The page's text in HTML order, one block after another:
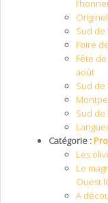
Sud
Foire
Fête
août
Sud
Sud de
Catégorie :
Les
Le
Ouest
A